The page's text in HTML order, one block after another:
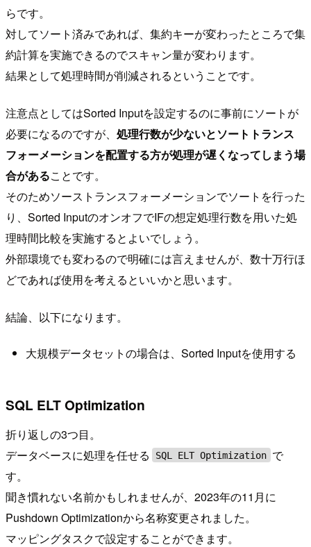
らです。
対してソート済みであれば、集約キーが変わったところで集
約計算を実施できるのでスキャン量が変わります。
結果として処理時間が削減されるということです。
注意点としてはSorted Inputを設定するのに事前にソートが
必要になるのですが、 処理行数が少ないとソートトランス
フォーメーションを配置する方が処理が遅くなってしまう場
合があることです。
そのためソーストランスフォーメーションでソートを行った
り、Sorted InputのオンオフでIFの想定処理行数を用いた処
理時間比較を実施するとよいでしょう。
外部環境でも変わるので明確には言えませんが、数十万行ほ
どであれば使用を考えるといいかと思います。
結論、以下になります。
大規模データセットの場合は、Sorted Inputを使用する
SQL ELT Optimization
折り返しの3つ目。
データベースに処理を任せる
SQL ELT Optimization で
す。
聞き慣れない名前かもしれませんが、2023年の11月に
Pushdown Optimizationから名称変更されました。
マッピングタスクで設定することができます。